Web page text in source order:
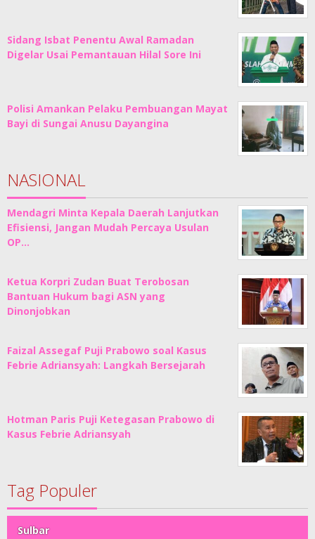
Sidang Isbat Penentu Awal Ramadan
Digelar Usai Pemantauan Hilal Sore Ini
Polisi Amankan Pelaku Pembuangan Mayat
Bayi di Sungai Anusu Dayangina
NASIONAL
Mendagri Minta Kepala Daerah Lanjutkan
Efisiensi, Jangan Mudah Percaya Usulan
OP…
Ketua Korpri Zudan Buat Terobosan
Bantuan Hukum bagi ASN yang
Dinonjobkan
Faizal Assegaf Puji Prabowo soal Kasus
Febrie Adriansyah: Langkah Bersejarah
Hotman Paris Puji Ketegasan Prabowo di
Kasus Febrie Adriansyah
Tag Populer
Sulbar